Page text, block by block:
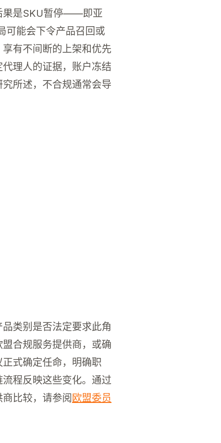
果是SKU暂停——即亚
可能会下令产品召回或
有不间断的上架和优先
理人的证据，账户冻结
所述，不合规通常会导
类别是否法定要求此角
合规服务提供商，或确
式确定任命，明确职
程反映这些变化。通过
比较，请参阅 欧盟委员